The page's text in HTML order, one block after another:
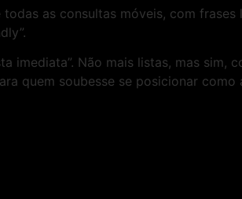
as consultas móveis, com
imediata”. Não mais listas, mas
quem soubesse se posicionar como